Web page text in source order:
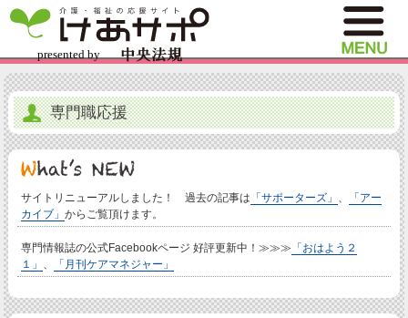
専門職応援
サイトリニューアルしました！ 過去の記事は 「サポーターズ」
「アー
カイブ」 からご覧頂けます。
専門情報誌の公式Facebookページ 好評更新中！≫≫≫ 「おはよう２
１」
「月刊ケアマネジャー」